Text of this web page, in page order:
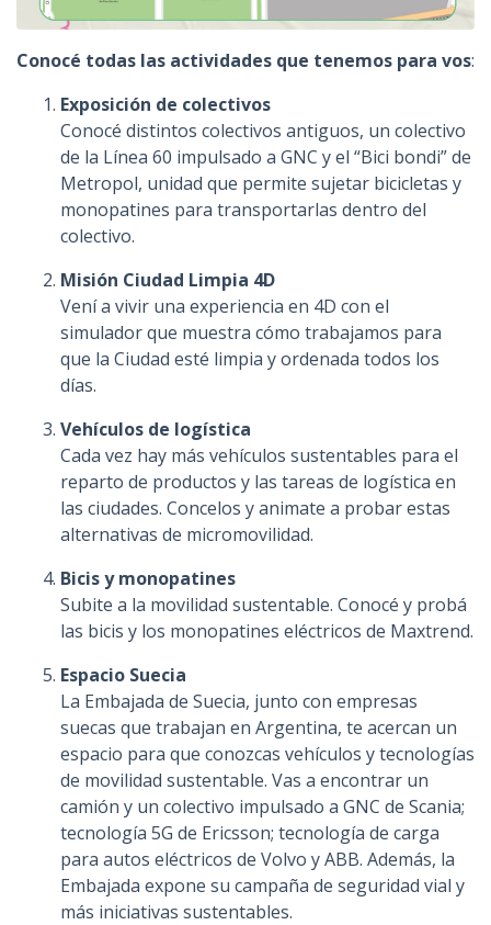
Conocé todas las actividades que tenemos para vos:
Exposición de colectivos
Conocé distintos colectivos antiguos, un colectivo
de la Línea 60 impulsado a GNC y el “Bici bondi” de
Metropol, unidad que permite sujetar bicicletas y
monopatines para transportarlas dentro del
colectivo.
Misión Ciudad Limpia 4D
Vení a vivir una experiencia en 4D con el
simulador que muestra cómo trabajamos para
que la Ciudad esté limpia y ordenada todos los
días.
Vehículos de logística
Cada vez hay más vehículos sustentables para el
reparto de productos y las tareas de logística en
las ciudades. Concelos y animate a probar estas
alternativas de micromovilidad.
Bicis y monopatines
Subite a la movilidad sustentable. Conocé y probá
las bicis y los monopatines eléctricos de Maxtrend.
Espacio Suecia
La Embajada de Suecia, junto con empresas
suecas que trabajan en Argentina, te acercan un
espacio para que conozcas vehículos y tecnologías
de movilidad sustentable. Vas a encontrar un
camión y un colectivo impulsado a GNC de Scania;
tecnología 5G de Ericsson; tecnología de carga
para autos eléctricos de Volvo y ABB. Además, la
Embajada expone su campaña de seguridad vial y
más iniciativas sustentables.